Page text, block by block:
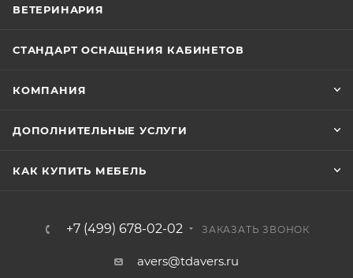
ВЕТЕРИНАРИЯ
СТАНДАРТ ОСНАЩЕНИЯ КАБИНЕТОВ
КОМПАНИЯ
ДОПОЛНИТЕЛЬНЫЕ УСЛУГИ
КАК КУПИТЬ МЕБЕЛЬ
+7 (499) 678-02-02 ЗАКАЗАТЬ ЗВОНОК
avers@tdavers.ru